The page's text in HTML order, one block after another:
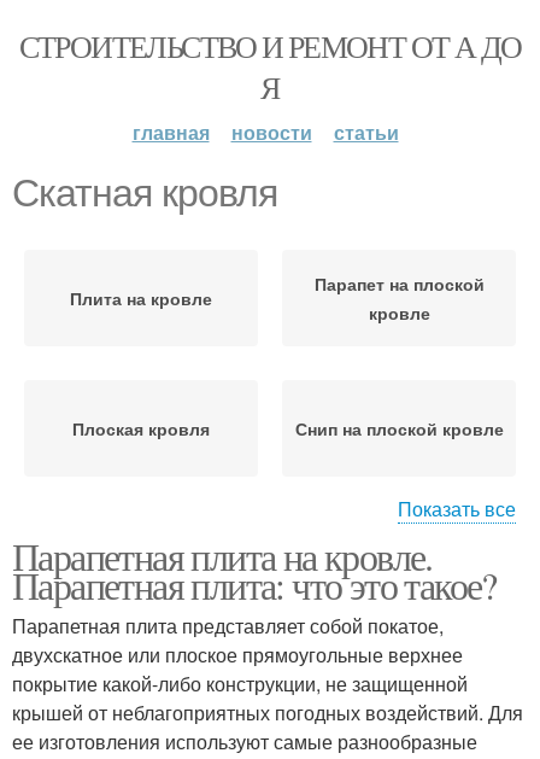
СТРОИТЕЛЬСТВО И РЕМОНТ ОТ А ДО
Я
главная новости статьи
Скатная кровля
Плита на кровле
Парапет на плоской
кровле
Плоская кровля Снип на плоской кровле
Кровля с парапетом
Показать все
Парапетная плита на кровле.
Парапетная плита: что это такое?
Парапетная плита представляет собой покатое,
двухскатное или плоское прямоугольные верхнее
покрытие какой-либо конструкции, не защищенной
крышей от неблагоприятных погодных воздействий. Для
ее изготовления используют самые разнообразные